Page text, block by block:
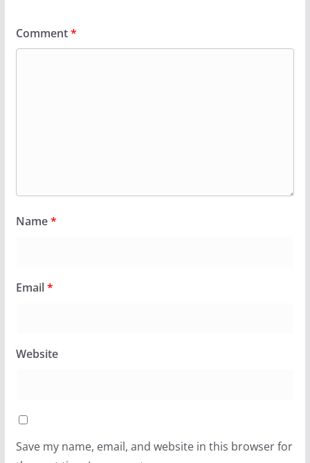
Comment*
Name*
Email*
Website
Save my name, email, and website in this browser for